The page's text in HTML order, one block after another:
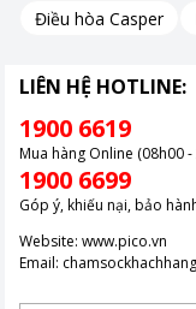
Bình đun Philips
khi nước sôi hoặc khi
không lo lắng về việc
Điều hòa Casper
LIÊN HỆ HOTLINE:
1900 6619
Mua hàng Online (08h00 -
1900 6699
Góp ý, khiếu nại, bảo
Website: www.pico.vn
Email: